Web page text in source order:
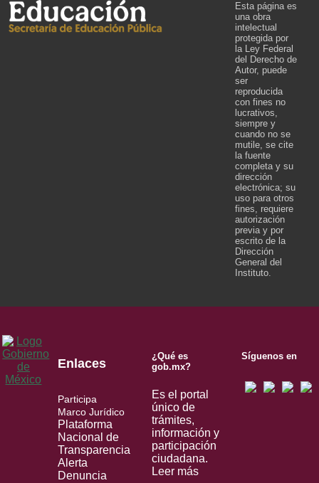
Esta página es
una obra
intelectual
protegida por
la Ley Federal
del Derecho de
Autor, puede
ser
reproducida
con fines no
lucrativos,
siempre y
cuando no se
mutile, se cite
la fuente
completa y su
dirección
electrónica; su
uso para otros
fines, requiere
autorización
previa y por
escrito de la
Dirección
General del
Instituto.
Enlaces
Participa
Marco Jurídico
Plataforma
Nacional de
Transparencia
Alerta
Denuncia
¿Qué es
gob.mx?
Es el portal
único de
trámites,
información y
participación
ciudadana.
Leer más
Síguenos en